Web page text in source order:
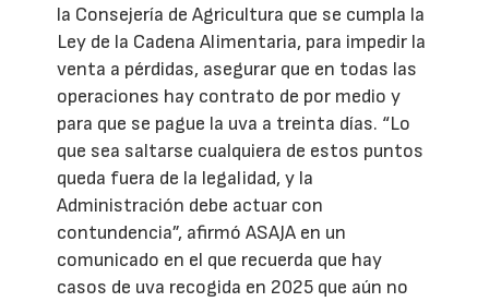
la Consejería de Agricultura que se cumpla la
Ley de la Cadena Alimentaria, para impedir la
venta a pérdidas, asegurar que en todas las
operaciones hay contrato de por medio y
para que se pague la uva a treinta días. “Lo
que sea saltarse cualquiera de estos puntos
queda fuera de la legalidad, y la
Administración debe actuar con
contundencia”, afirmó ASAJA en un
comunicado en el que recuerda que hay
casos de uva recogida en 2025 que aún no